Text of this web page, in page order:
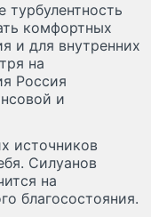
комфортных
и для внутренних
на
Россия
и
источников
Силуанов
на
благосостояния.